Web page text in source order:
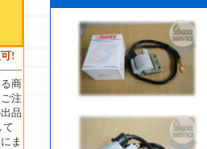
!
商
注
品
て
ま